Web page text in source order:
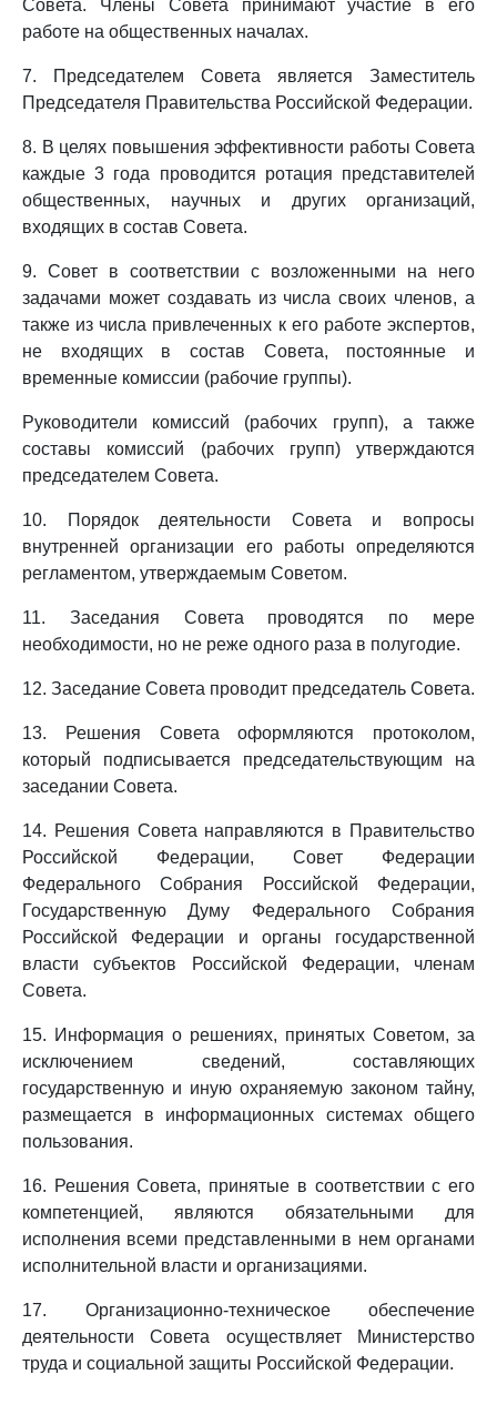
Совета. Члены Совета принимают участие в его
работе на общественных началах.
7. Председателем Совета является Заместитель
Председателя Правительства Российской Федерации.
8. В целях повышения эффективности работы Совета
каждые 3 года проводится ротация представителей
общественных, научных и других организаций,
входящих в состав Совета.
9. Совет в соответствии с возложенными на него
задачами может создавать из числа своих членов, а
также из числа привлеченных к его работе экспертов,
не входящих в состав Совета, постоянные и
временные комиссии (рабочие группы).
Руководители комиссий (рабочих групп), а также
составы комиссий (рабочих групп) утверждаются
председателем Совета.
10. Порядок деятельности Совета и вопросы
внутренней организации его работы определяются
регламентом, утверждаемым Советом.
11. Заседания Совета проводятся по мере
необходимости, но не реже одного раза в полугодие.
12. Заседание Совета проводит председатель Совета.
13. Решения Совета оформляются протоколом,
который подписывается председательствующим на
заседании Совета.
14. Решения Совета направляются в Правительство
Российской Федерации, Совет Федерации
Федерального Собрания Российской Федерации,
Государственную Думу Федерального Собрания
Российской Федерации и органы государственной
власти субъектов Российской Федерации, членам
Совета.
15. Информация о решениях, принятых Советом, за
исключением сведений, составляющих
государственную и иную охраняемую законом тайну,
размещается в информационных системах общего
пользования.
16. Решения Совета, принятые в соответствии с его
компетенцией, являются обязательными для
исполнения всеми представленными в нем органами
исполнительной власти и организациями.
17. Организационно-техническое обеспечение
деятельности Совета осуществляет Министерство
труда и социальной защиты Российской Федерации.